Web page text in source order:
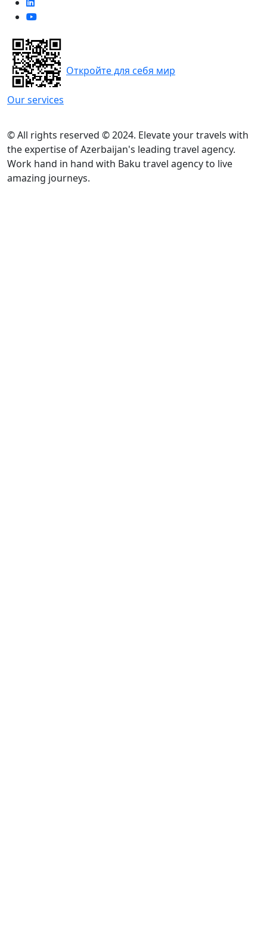
Our services
Откройте для себя мир
© All rights reserved © 2024. Elevate your travels with
the expertise of Azerbaijan's leading travel agency.
Work hand in hand with Baku travel agency to live
amazing journeys.